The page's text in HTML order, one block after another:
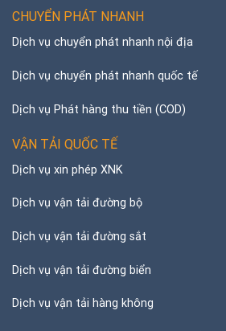
CHUYỂN PHÁT NHANH
Dịch vụ chuyển phát nhanh nội địa
Dịch vụ chuyển phát nhanh quốc tế
Dịch vụ Phát hàng thu tiền (COD)
VẬN TẢI QUỐC TẾ
Dịch vụ xin phép XNK
Dịch vụ vận tải đường bộ
Dịch vụ vận tải đường sắt
Dịch vụ vận tải đường biển
Dịch vụ vận tải hàng không